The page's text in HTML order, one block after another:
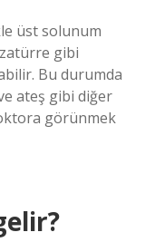
üst solunum
gibi
Bu durumda
ateş gibi diğer
görünmek